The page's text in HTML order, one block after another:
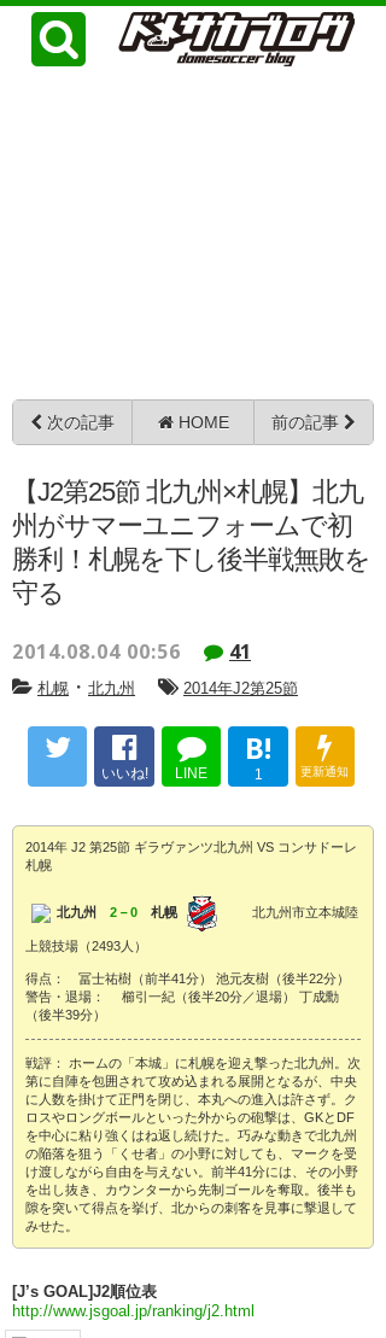
次の記事 HOME 前の記事
【J2第25節 北九州×札幌】北九
州がサマーユニフォームで初
勝利！札幌を下し後半戦無敗を
守る
2014.08.04 00:56 41
札幌 ・ 北九州 2014年J2第25節
いいね! LINE
B!
1 更新通知
2014年 J2 第25節 ギラヴァンツ北九州 VS コンサドーレ
札幌
北九州 2－0 札幌 北九州市立本城陸
上競技場（2493人）
得点： 冨士祐樹（前半41分） 池元友樹（後半22分）
警告・退場： 櫛引一紀（後半20分／退場） 丁成勳
（後半39分）
戦評： ホームの「本城」に札幌を迎え撃った北九州。次
第に自陣を包囲されて攻め込まれる展開となるが、中央
に人数を掛けて正門を閉じ、本丸への進入は許さず。ク
ロスやロングボールといった外からの砲撃は、GKとDF
を中心に粘り強くはね返し続けた。巧みな動きで北九州
の陥落を狙う「くせ者」の小野に対しても、マークを受
け渡しながら自由を与えない。前半41分には、その小野
を出し抜き、カウンターから先制ゴールを奪取。後半も
隙を突いて得点を挙げ、北からの刺客を見事に撃退して
みせた。
[J’s GOAL]J2順位表
http://www.jsgoal.jp/ranking/j2.html